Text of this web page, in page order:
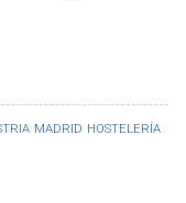
MADRID HOSTELERÍA